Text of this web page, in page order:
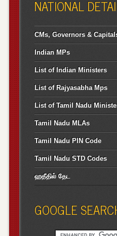
NATIONAL
CMs, Governors &
Indian MPs
List of Indian Ministers
List of Rajyasabha Mps
List of Tamil Nadu
Tamil Nadu MLAs
Tamil Nadu PIN Code
Tamil Nadu STD Codes
ஹதீதில் தேட
GOOGLE